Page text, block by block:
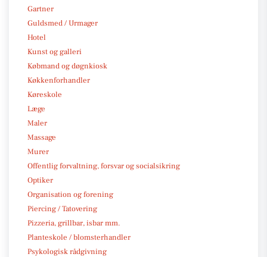
Gartner
Guldsmed / Urmager
Hotel
Kunst og galleri
Købmand og døgnkiosk
Køkkenforhandler
Køreskole
Læge
Maler
Massage
Murer
Offentlig forvaltning, forsvar og socialsikring
Optiker
Organisation og forening
Piercing / Tatovering
Pizzeria, grillbar, isbar mm.
Planteskole / blomsterhandler
Psykologisk rådgivning